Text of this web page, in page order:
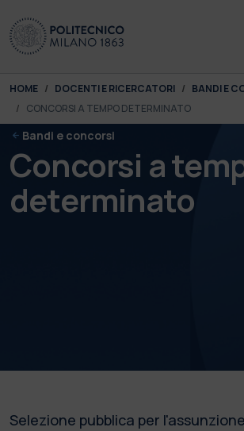
You are here:
HOME DOCENTI E RICERCATORI
BANDI E
CONCORSI A TEMPO DETERMINATO
Bandi e concorsi
Concorsi a
determinato
Selezione pubblica per